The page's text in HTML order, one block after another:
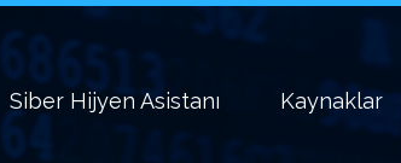
Siber Hijyen Asistanı Kaynaklar